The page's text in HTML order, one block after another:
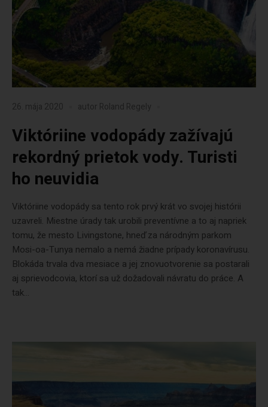
26. mája 2020 autor Roland Regely
Viktóriine vodopády zažívajú
rekordný prietok vody. Turisti
ho neuvidia
Viktóriine vodopády sa tento rok prvý krát vo svojej histórii
uzavreli. Miestne úrady tak urobili preventívne a to aj napriek
tomu, že mesto Livingstone, hneď za národným parkom
Mosi-oa-Tunya nemalo a nemá žiadne prípady koronavírusu.
Blokáda trvala dva mesiace a jej znovuotvorenie sa postarali
aj sprievodcovia, ktorí sa už dožadovali návratu do práce. A
tak...